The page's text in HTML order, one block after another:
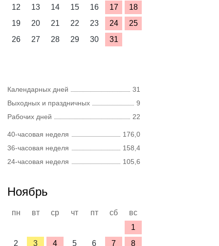
12
13 14 15 16 17
18
19
20 21 22 23 24
25
26
27 28 29 30 31
Календарных дней
31
Выходных и праздничных
9
Рабочих дней
22
40-часовая неделя
176,0
36-часовая неделя
158,4
24-часовая неделя
105,6
Ноябрь
пн вт ср чт пт сб
вс
1
2
3 4 5 6 7 8